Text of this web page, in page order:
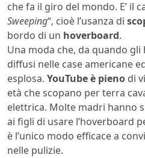
che fa il giro del mondo. E’ il
Sweeping“, cioè l’usanza di
bordo di un hoverboard.
Una moda che, da quando
diffusi nelle case americane
esplosa. YouTube è pieno di
età che scopano per terra
elettrica. Molte madri hanno
ai figli di usare l’hoverboard
è l’unico modo efficace a
nelle pulizie.